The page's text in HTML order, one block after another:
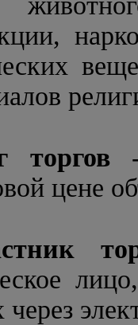
торгов-
цене
через